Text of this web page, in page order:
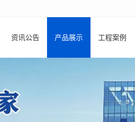
资讯公告 产品展示 工程案例